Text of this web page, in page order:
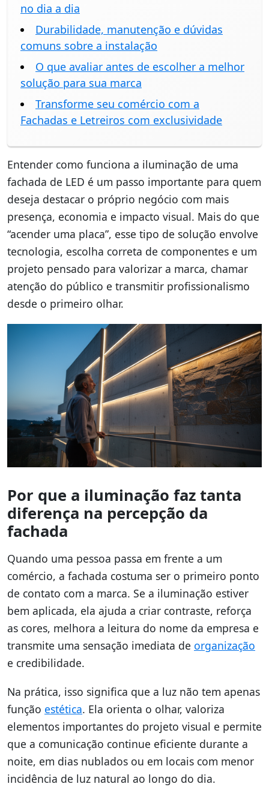
no dia a dia
Durabilidade, manutenção e dúvidas
comuns sobre a instalação
O que avaliar antes de escolher a melhor
solução para sua marca
Transforme seu comércio com a
Fachadas e Letreiros com exclusividade
Entender como funciona a iluminação de uma
fachada de LED é um passo importante para quem
deseja destacar o próprio negócio com mais
presença, economia e impacto visual. Mais do que
“acender uma placa”, esse tipo de solução envolve
tecnologia, escolha correta de componentes e um
projeto pensado para valorizar a marca, chamar
atenção do público e transmitir profissionalismo
desde o primeiro olhar.
Por que a iluminação faz tanta
diferença na percepção da
fachada
Quando uma pessoa passa em frente a um
comércio, a fachada costuma ser o primeiro ponto
de contato com a marca. Se a iluminação estiver
bem aplicada, ela ajuda a criar contraste, reforça
as cores, melhora a leitura do nome da empresa e
transmite uma sensação imediata de organização
e credibilidade.
Na prática, isso significa que a luz não tem apenas
função estética. Ela orienta o olhar, valoriza
elementos importantes do projeto visual e permite
que a comunicação continue eficiente durante a
noite, em dias nublados ou em locais com menor
incidência de luz natural ao longo do dia.